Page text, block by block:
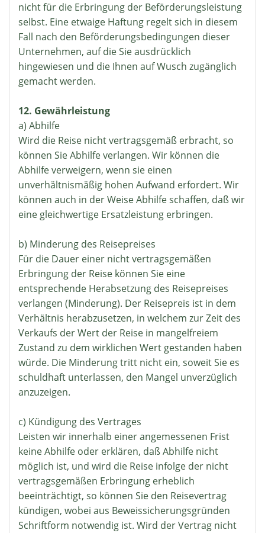
nicht für die Erbringung der Beförderungsleistung
selbst. Eine etwaige Haftung regelt sich in diesem
Fall nach den Beförderungsbedingungen dieser
Unternehmen, auf die Sie ausdrücklich
hingewiesen und die Ihnen auf Wusch zugänglich
gemacht werden.
12. Gewährleistung
a) Abhilfe
Wird die Reise nicht vertragsgemäß erbracht, so
können Sie Abhilfe verlangen. Wir können die
Abhilfe verweigern, wenn sie einen
unverhältnismäßig hohen Aufwand erfordert. Wir
können auch in der Weise Abhilfe schaffen, daß wir
eine gleichwertige Ersatzleistung erbringen.
b) Minderung des Reisepreises
Für die Dauer einer nicht vertragsgemäßen
Erbringung der Reise können Sie eine
entsprechende Herabsetzung des Reisepreises
verlangen (Minderung). Der Reisepreis ist in dem
Verhältnis herabzusetzen, in welchem zur Zeit des
Verkaufs der Wert der Reise in mangelfreiem
Zustand zu dem wirklichen Wert gestanden haben
würde. Die Minderung tritt nicht ein, soweit Sie es
schuldhaft unterlassen, den Mangel unverzüglich
anzuzeigen.
c) Kündigung des Vertrages
Leisten wir innerhalb einer angemessenen Frist
keine Abhilfe oder erklären, daß Abhilfe nicht
möglich ist, und wird die Reise infolge der nicht
vertragsgemäßen Erbringung erheblich
beeinträchtigt, so können Sie den Reisevertrag
kündigen, wobei aus Beweissicherungsgründen
Schriftform notwendig ist. Wird der Vertrag nicht